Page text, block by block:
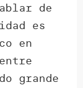
de
es
en
grande